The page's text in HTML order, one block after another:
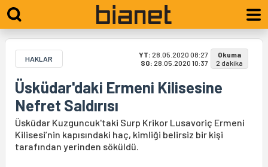
HAKLAR YT: 28.05.2020 08:27
SG: 28.05.2020 10:37
Okuma
2 dakika
Üsküdar'daki Ermeni Kilisesine
Nefret Saldırısı
Üsküdar Kuzguncuk'taki Surp Krikor Lusavoriç Ermeni
Kilisesi’nin kapısındaki haç, kimliği belirsiz bir kişi
tarafından yerinden söküldü.